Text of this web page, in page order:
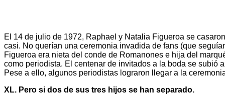
El 14 de julio de 1972, Raphael y Natalia Figueroa se
casi. No querían una ceremonia invadida de fans (que
Figueroa era nieta del conde de Romanones e hija del
como periodista. El centenar de invitados a la boda se subió
Pese a ello, algunos periodistas lograron llegar a la
XL. Pero si dos de sus tres hijos se han separado.